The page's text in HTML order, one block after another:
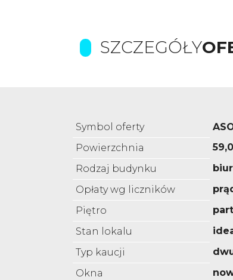
SZCZEGÓŁY
Symbol oferty
Powierzchnia
Rodzaj budynku
Opłaty wg liczników
Piętro
Stan lokalu
Typ kaucji
Okna